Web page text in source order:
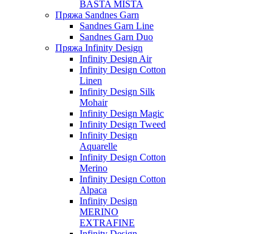
BASTA MISTA
Пряжа Sandnes Garn
Sandnes Garn Line
Sandnes Garn Duo
Пряжа Infinity Design
Infinity Design Air
Infinity Design Cotton
Linen
Infinity Design Silk
Mohair
Infinity Design Magic
Infinity Design Tweed
Infinity Design
Aquarelle
Infinity Design Cotton
Merino
Infinity Design Cotton
Alpaca
Infinity Design
MERINO
EXTRAFINE